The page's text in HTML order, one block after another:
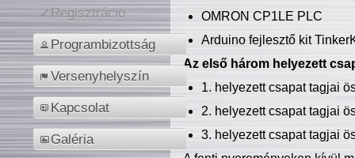
Regisztráció
Programbizottság
Versenyhelyszín
Kapcsolat
Galéria
OMRON CP1LE PLC
Arduino fejlesztő kit
Az első három helyezett
1. helyezett csapat tagjai
2. helyezett csapat tagjai
3. helyezett csapat tagjai